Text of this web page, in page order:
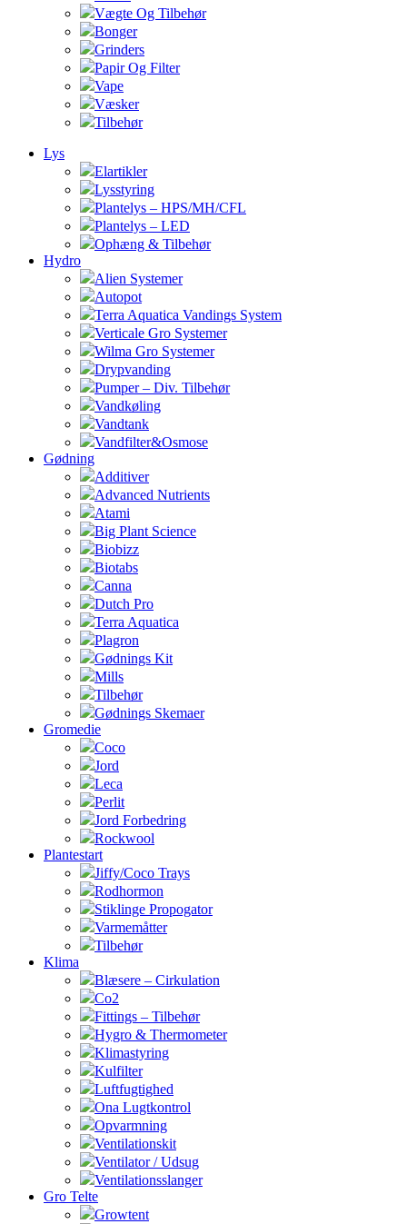
Vægte Og Tilbehør
Bonger
Grinders
Papir Og Filter
Vape
Væsker
Tilbehør
Lys
Elartikler
Lysstyring
Plantelys – HPS/MH/CFL
Plantelys – LED
Ophæng & Tilbehør
Hydro
Alien Systemer
Autopot
Terra Aquatica Vandings System
Verticale Gro Systemer
Wilma Gro Systemer
Drypvanding
Pumper – Div. Tilbehør
Vandkøling
Vandtank
Vandfilter&Osmose
Gødning
Additiver
Advanced Nutrients
Atami
Big Plant Science
Biobizz
Biotabs
Canna
Dutch Pro
Terra Aquatica
Plagron
Gødnings Kit
Mills
Tilbehør
Gødnings Skemaer
Gromedie
Coco
Jord
Leca
Perlit
Jord Forbedring
Rockwool
Plantestart
Jiffy/Coco Trays
Rodhormon
Stiklinge Propogator
Varmemåtter
Tilbehør
Klima
Blæsere – Cirkulation
Co2
Fittings – Tilbehør
Hygro & Thermometer
Klimastyring
Kulfilter
Luftfugtighed
Ona Lugtkontrol
Opvarmning
Ventilationskit
Ventilator / Udsug
Ventilationsslanger
Gro Telte
Growtent